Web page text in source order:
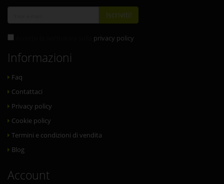
Iscriviti!
privacy policy
Informazioni
Faq
Contattaci
Privacy policy
Cookie policy
Termini e condizioni di vendita
Blog
Account